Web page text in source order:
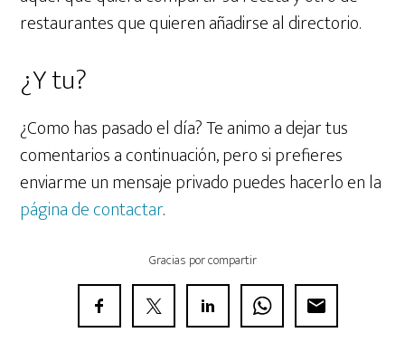
restaurantes que quieren añadirse al directorio.
¿Y tu?
¿Como has pasado el día? Te animo a dejar tus
comentarios a continuación, pero si prefieres
enviarme un mensaje privado puedes hacerlo en la
página de contactar.
Gracias por compartir